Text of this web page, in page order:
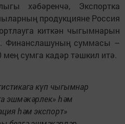
хәбәренчә, Экспортка
продукцияне Россия
киткән чыгымнарын
Финанслашуның суммасы –
мең сумга кадәр тәшкил итә.
күп чыгымнар
эшмәкәрлек» һәм
һәм экспорт»